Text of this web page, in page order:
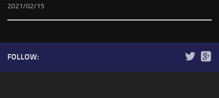
2021/02/15
FOLLOW: